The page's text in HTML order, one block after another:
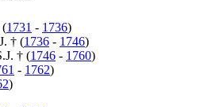
(1731 - 1736)
† (1736 - 1746)
† (1746 - 1760)
- 1762)
)